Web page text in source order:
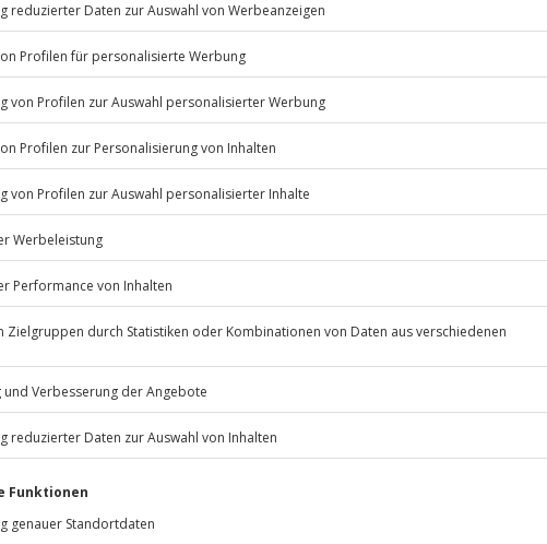
und das offene Verdeck
eine ausführliche
atemberaubende Fahrzeug
auf freien Strecken und
Starte dein nächstes
Beeinträchtigungen
in Besitz)
Listenansicht
© OpenStreetMaps
Jochen SchweizerGmbH
Mühldorfstraße 8